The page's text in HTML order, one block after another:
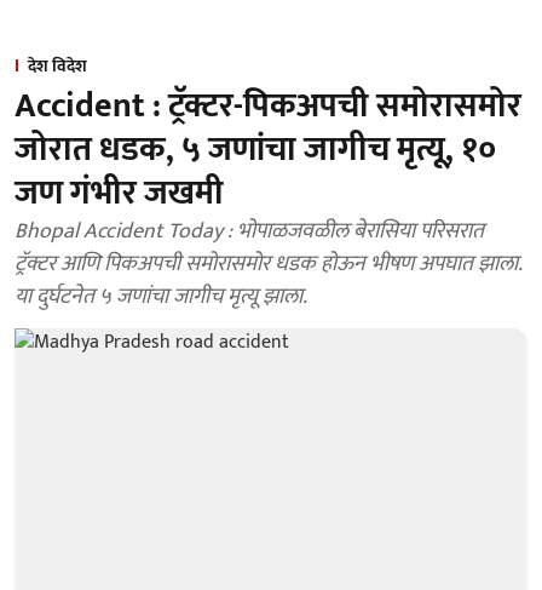
देश विदेश
Accident : ट्रॅक्टर-पिकअपची समोरासमोर
जोरात धडक, ५ जणांचा जागीच मृत्यू, १०
जण गंभीर जखमी
Bhopal Accident Today : भोपाळजवळील बेरासिया परिसरात
ट्रॅक्टर आणि पिकअपची समोरासमोर धडक होऊन भीषण अपघात झाला.
या दुर्घटनेत ५ जणांचा जागीच मृत्यू झाला.